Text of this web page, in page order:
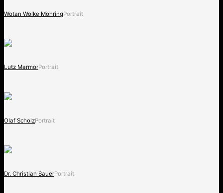
Wotan Wolke MöhringPortrait
Lutz MarmorPortrait
Olaf ScholzPortrait
Dr. Christian SauerPortrait